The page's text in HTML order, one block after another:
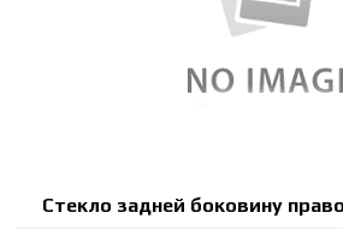
Стекло задней боковину